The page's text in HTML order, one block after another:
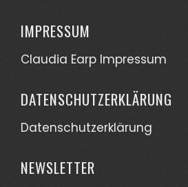
IMPRESSUM
Claudia Earp Impressum
DATENSCHUTZERKLÄRUNG
Datenschutzerklärung
NEWSLETTER